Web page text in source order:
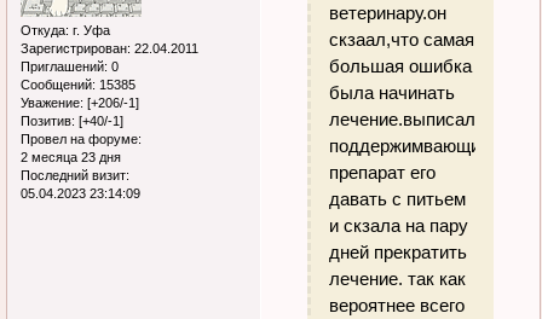
Откуда: г. Уфа
Зарегистрирован: 22.04.2011
Приглашений: 0
Сообщений: 15385
Уважение: [+206/-1]
Позитив: [+40/-1]
Провел на форуме:
2 месяца 23 дня
Последний визит:
05.04.2023 23:14:09
ветеринару.он
скзаал,что самая
большая ошибка
была начинать
лечение.выписал
поддержимвающий
препарат его
давать с питьем
и скзала на пару
дней прекратить
лечение. так как
вероятнее всего